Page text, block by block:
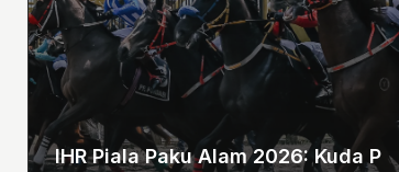
IHR Piala Paku Alam 2026: Kuda P